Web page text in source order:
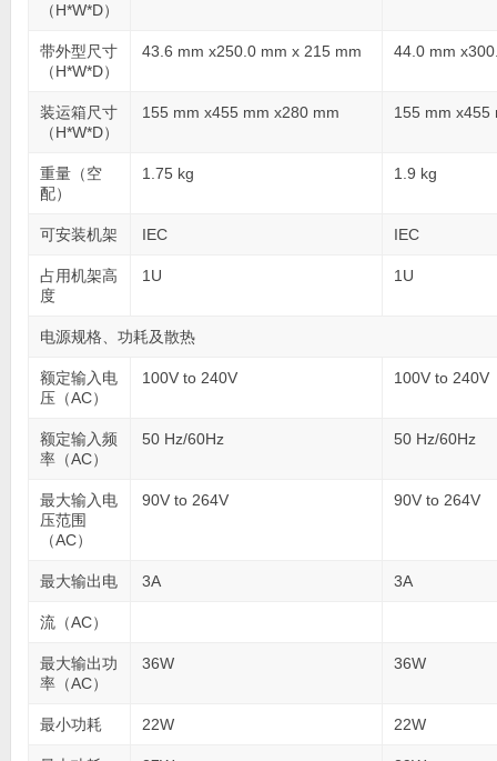
（H*W*D）
带外型尺寸
（H*W*D）
43.6 mm x250.0 mm x 215 mm 44.0 mm
装运箱尺寸
（H*W*D）
155 mm x455 mm x280 mm 155 mm x455
重量（空
配）
1.75 kg 1.9 kg
可安装机架 IEC IEC
占用机架高
度
1U 1U
电源规格、功耗及散热
额定输入电
压（AC）
100V to 240V 100V to 240V
额定输入频
率（AC）
50 Hz/60Hz 50 Hz/60Hz
最大输入电
压范围
（AC）
90V to 264V 90V to 264V
最大输出电 3A 3A
流（AC）
最大输出功
率（AC）
36W 36W
最小功耗 22W 22W